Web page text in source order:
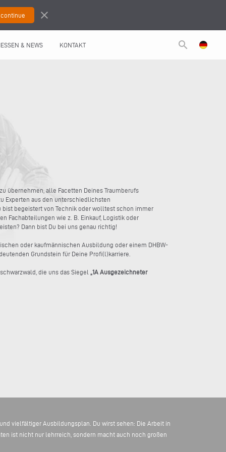
close
& NEWS KONTAKT search
übernehmen, alle Facetten Deines Traumberufs
Experten aus den unterschiedlichsten
bist begeistert von Technik oder wolltest schon immer
Fachabteilungen wie z. B. Einkauf, Logistik oder
Dann bist Du bei uns genau richtig!
oder kaufmännischen Ausbildung oder einem DHBW-
Grundstein für Deine Profi(l)karriere.
die uns das Siegel
„1A Ausgezeichneter
vielfältiger Ausbildungsplan. Du wirst sehen: Die Arbeit in
ist nicht nur lehrreich, sondern macht auch noch großen